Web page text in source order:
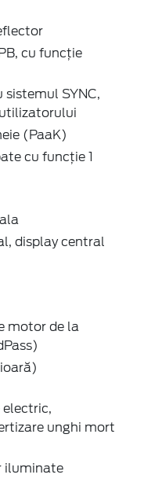
cu funcție
SYNC,
(PaaK)
cu funcție 1
display central
motor de la
unghi mort
iluminate